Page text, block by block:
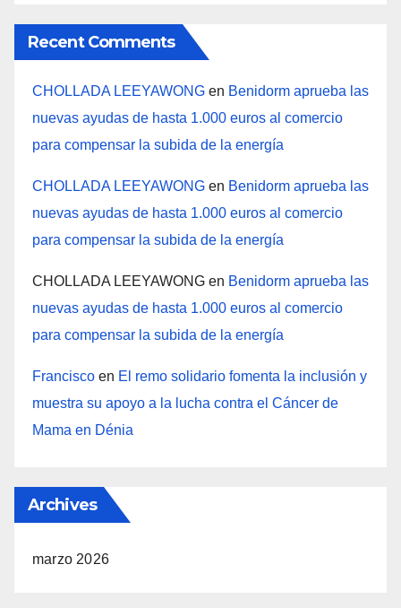
Recent Comments
CHOLLADA LEEYAWONG en Benidorm aprueba las
nuevas ayudas de hasta 1.000 euros al comercio
para compensar la subida de la energía
CHOLLADA LEEYAWONG en Benidorm aprueba las
nuevas ayudas de hasta 1.000 euros al comercio
para compensar la subida de la energía
CHOLLADA LEEYAWONG en Benidorm aprueba las
nuevas ayudas de hasta 1.000 euros al comercio
para compensar la subida de la energía
Francisco en El remo solidario fomenta la inclusión y
muestra su apoyo a la lucha contra el Cáncer de
Mama en Dénia
Archives
marzo 2026